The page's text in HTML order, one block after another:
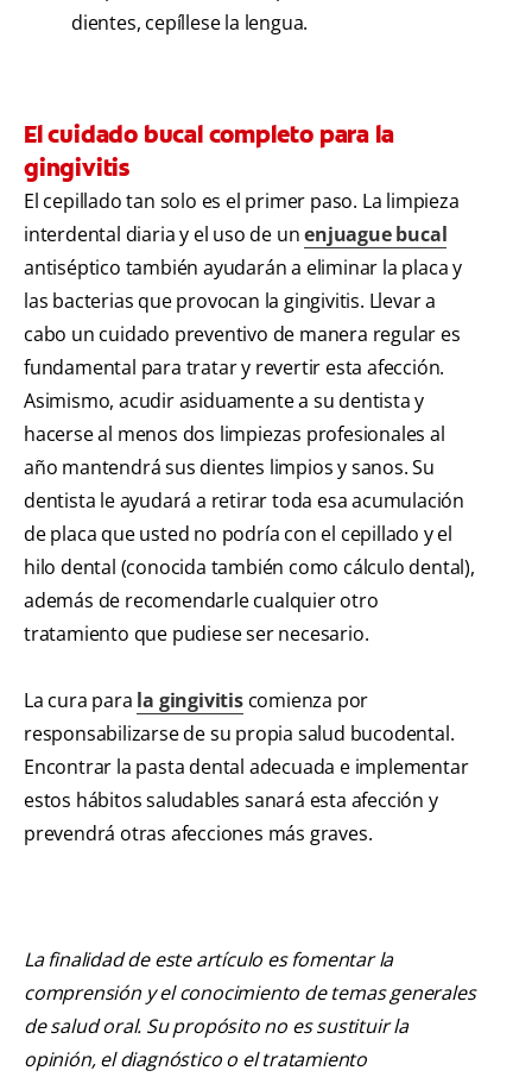
dientes, cepíllese la lengua.
El cuidado bucal completo para la
gingivitis
El cepillado tan solo es el primer paso. La limpieza
interdental diaria y el uso de unenjuague bucal
antiséptico también ayudarán a eliminar la placa y
las bacterias que provocan la gingivitis. Llevar a
cabo un cuidado preventivo de manera regular es
fundamental para tratar y revertir esta afección.
Asimismo, acudir asiduamente a su dentista y
hacerse al menos dos limpiezas profesionales al
año mantendrá sus dientes limpios y sanos. Su
dentista le ayudará a retirar toda esa acumulación
de placa que usted no podría con el cepillado y el
hilo dental (conocida también como cálculo dental),
además de recomendarle cualquier otro
tratamiento que pudiese ser necesario.
La cura para la gingivitiscomienza por
responsabilizarse de su propia salud bucodental.
Encontrar la pasta dental adecuada e implementar
estos hábitos saludables sanará esta afección y
prevendrá otras afecciones más graves.
La finalidad de este artículo es fomentar la
comprensión y el conocimiento de temas generales
de salud oral. Su propósito no es sustituir la
opinión, el diagnóstico o el tratamiento